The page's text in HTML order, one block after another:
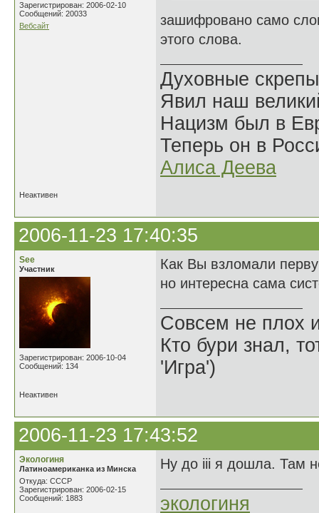
Зарегистрирован: 2006-02-10
Сообщений: 20033
Вебсайт
зашифровано само
этого слова.
Духовные
Явил наш
Нацизм был в
Теперь он в
Алиса Деева
Неактивен
2006-11-23 17:40:35
See
Участник
Зарегистрирован: 2006-10-04
Сообщений: 134
Как Вы взломали
но интересна сама
Совсем не плох
Кто бури знал,
'Игра')
Неактивен
2006-11-23 17:43:52
Экологиня
Латиноамериканка из Минска
Откуда: СССР
Зарегистрирован: 2006-02-15
Сообщений: 1883
Ну до iii я дошла. Там
экологиня